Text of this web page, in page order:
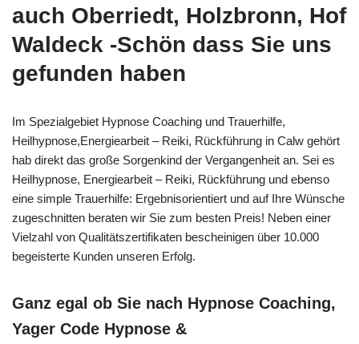
auch Oberriedt, Holzbronn, Hof
Waldeck -Schön dass Sie uns
gefunden haben
Im Spezialgebiet Hypnose Coaching und Trauerhilfe,
Heilhypnose,Energiearbeit – Reiki, Rückführung in Calw gehört
hab direkt das große Sorgenkind der Vergangenheit an. Sei es
Heilhypnose, Energiearbeit – Reiki, Rückführung und ebenso
eine simple Trauerhilfe: Ergebnisorientiert und auf Ihre Wünsche
zugeschnitten beraten wir Sie zum besten Preis! Neben einer
Vielzahl von Qualitätszertifikaten bescheinigen über 10.000
begeisterte Kunden unseren Erfolg.
Ganz egal ob Sie nach Hypnose Coaching,
Yager Code Hypnose &